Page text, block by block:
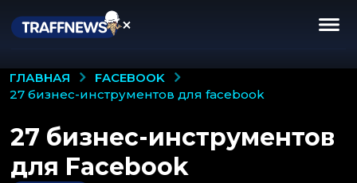
ГЛАВНАЯ
FACEBOOK
27 бизнес-инструментов для facebook
27 бизнес-инструментов
для Facebook